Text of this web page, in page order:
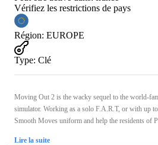
Vérifiez les restrictions de pays
Région: EUROPE
Type: Clé
Moving Out 2 is the wacky sequel to the world-
simulator. Working as a solo F.A.R.T, or with up
Smooth Moves uniform and help the residents of
Lire la suite